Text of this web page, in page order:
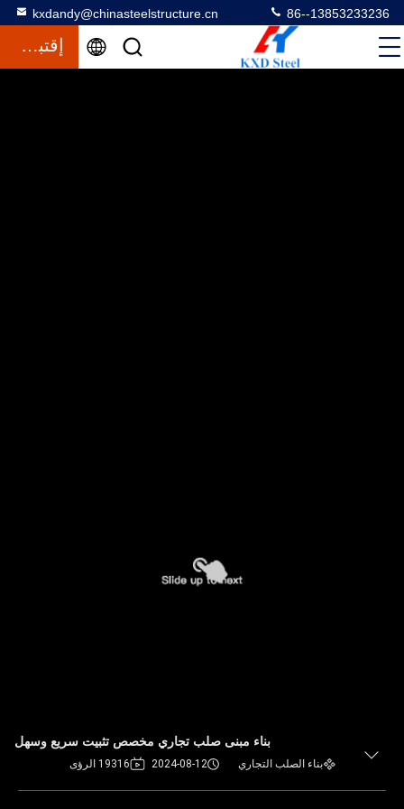
kxdandy@chinasteelstructure.cn 86--13853233236
إقتباس
بناء مبنى صلب تجاري مخصص تثبيت سريع وسهل
بناء الصلب التجاري 2024-08-12 19316 الرؤى